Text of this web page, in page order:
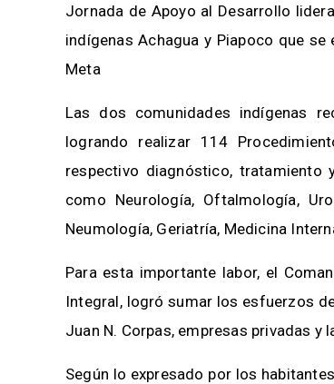
Jornada de Apoyo al Desarrollo
indígenas Achagua y Piapoco que
Meta
Las dos comunidades indígenas
logrando realizar 114
respectivo diagnóstico,
como Neurología, Oftalmología,
Neumología, Geriatría, Medicina
Para esta importante labor, el
Integral, logró sumar los esfuerzos
Juan N. Corpas, empresas privadas y
Según lo expresado por los